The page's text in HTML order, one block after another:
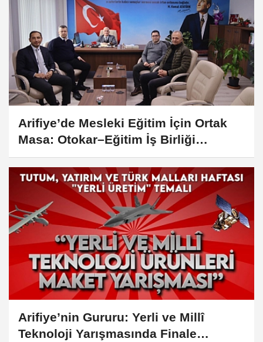
Arifiye’de Mesleki Eğitim İçin Ortak
Masa: Otokar–Eğitim İş Birliği
Değerlendirildi
Arifiye’nin Gururu: Yerli ve Millî
Teknoloji Yarışmasında Finale